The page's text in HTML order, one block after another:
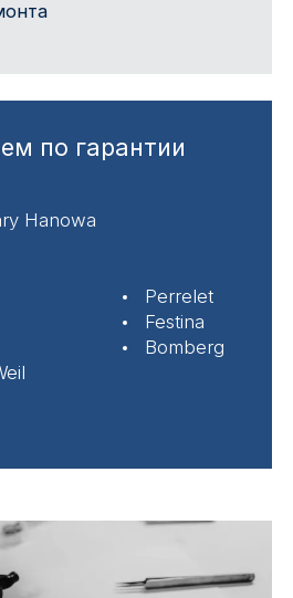
по гарантии
Hanowa
Perrelet
Festina
Bomberg